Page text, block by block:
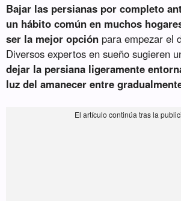
Bajar las persianas por completo
un hábito común en muchos
ser la mejor opción para empezar el
Diversos expertos en sueño sugieren
dejar la persiana ligeramente
luz del amanecer entre